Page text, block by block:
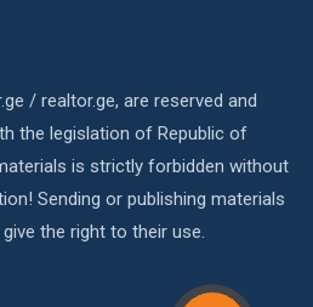
/ realtor.ge, are reserved and
the legislation of Republic of
is strictly forbidden without
Sending or publishing materials
the right to their use.